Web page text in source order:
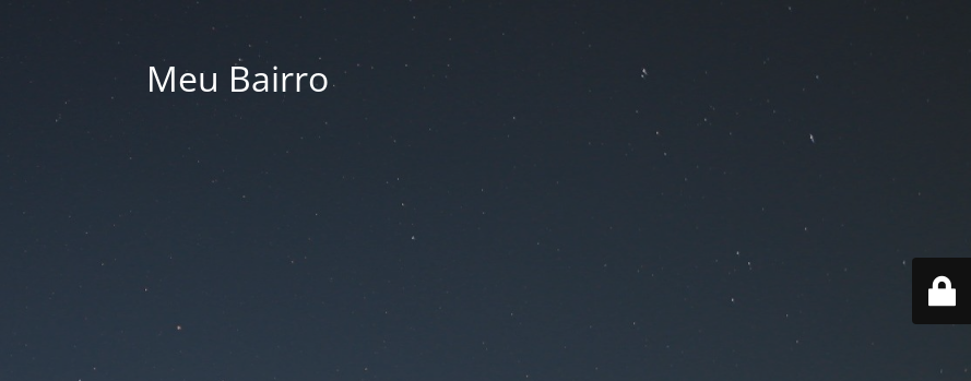
Meu Bairro